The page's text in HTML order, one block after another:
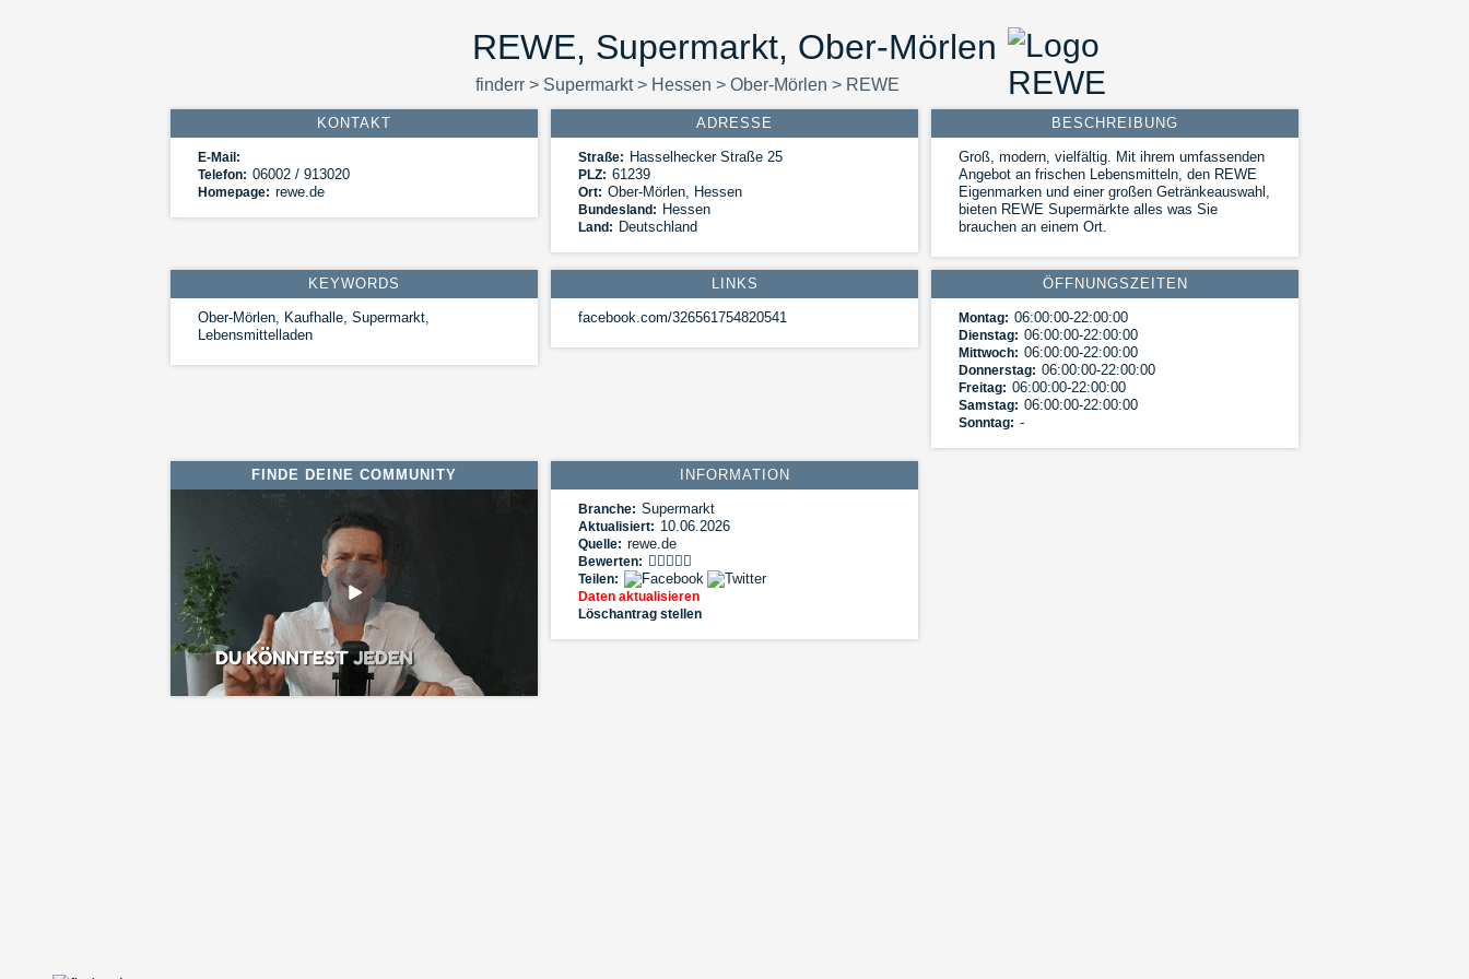
REWE, Supermarkt, Ober-Mörlen
finderr > Supermarkt> Hessen > Ober-Mörlen > REWE
KONTAKT
E-Mail:
Telefon: 06002 / 913020
Homepage: rewe.de
ADRESSE
Straße: Hasselhecker Straße 25
PLZ: 61239
Ort: Ober-Mörlen, Hessen
Bundesland: Hessen
Land: Deutschland
BESCHREIBUNG
Groß, modern, vielfältig. Mit ihrem umfassenden
Angebot an frischen Lebensmitteln, den REWE
Eigenmarken und einer großen Getränkeauswahl,
bieten REWE Supermärkte alles was Sie
brauchen an einem Ort.
KEYWORDS
Ober-Mörlen, Kaufhalle, Supermarkt,
Lebensmittelladen
LINKS
facebook.com/326561754820541
ÖFFNUNGSZEITEN
Montag: 06:00:00-22:00:00
Dienstag: 06:00:00-22:00:00
Mittwoch: 06:00:00-22:00:00
Donnerstag: 06:00:00-22:00:00
Freitag: 06:00:00-22:00:00
Samstag: 06:00:00-22:00:00
Sonntag: -
FINDE DEINE COMMUNITY INFORMATION
Branche: Supermarkt
Aktualisiert: 10.06.2026
Quelle: rewe.de
Bewerten:
Teilen:
Daten aktualisieren
Löschantrag stellen